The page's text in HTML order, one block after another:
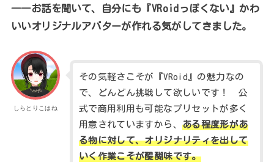
――お話を聞いて、自分にも『VRoid っぽくない』かわ
いいオリジナルアバターが作れる気がしてきました。
しらとりこはね
その気軽さこそが『VRoid』の魅力なの
で、どんどん挑戦して欲しいです！ 公
式で商用利用も可能なプリセットが多く
用意されていますから、 ある程度形があ
る物に対して、オリジナリティを出して
いく作業こそが醍醐味です。